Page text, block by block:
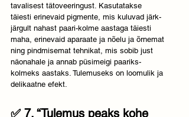
tavalisest tätoveeringust. Kasutatakse
täiesti erinevaid pigmente, mis kuluvad järk-
järgult nahast paari-kolme aastaga täiesti
maha, erinevaid aparaate ja nõelu ja õrnemat
ning pindmisemat tehnikat, mis sobib just
näonahale ja annab püsimeigi paariks-
kolmeks aastaks. Tulemuseks on loomulik ja
delikaatne efekt.
✅ 7. “Tulemus peaks kohe